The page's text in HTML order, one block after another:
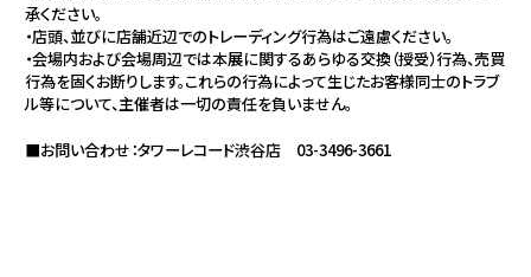
承ください。
・店頭、並びに店舗近辺でのトレーディング行為はご遠慮ください。
・会場内および会場周辺では本展に関するあらゆる交換（授受）行為、売買
行為を固くお断りします。これらの行為によって生じたお客様同士のトラブ
ル等について、主催者は一切の責任を負いません。
■お問い合わせ：タワーレコード渋谷店 03-3496-3661